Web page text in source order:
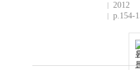
2012
p.154-